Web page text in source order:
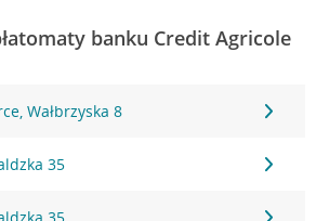
banku Credit Agricole
Wałbrzyska 8
35